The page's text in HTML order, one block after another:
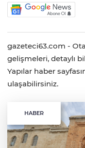
gazeteci63.com -
gelişmeleri, detaylı
Yapılar haber
ulaşabilirsiniz.
HABER